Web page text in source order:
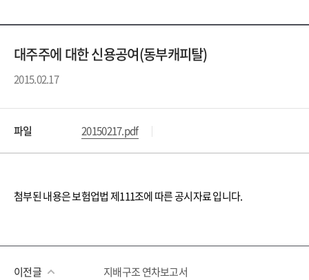
대주주에 대한 신용공여(동부캐피탈)
2015.02.17
파일 20150217.pdf
첨부된 내용은 보험업법 제111조에 따른 공시자료 입니다.
이전글 지배구조 연차보고서